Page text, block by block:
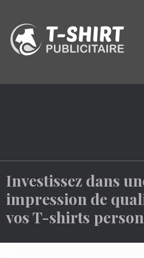
Investissez dans
impression de
vos T-shirts